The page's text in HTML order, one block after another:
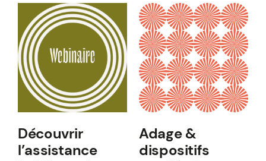
Découvrir
l’assistance
Adage &
dispositifs